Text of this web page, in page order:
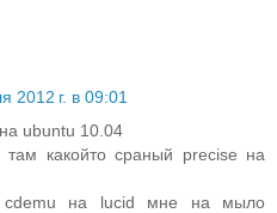
2012 г. в 09:01
ubuntu 10.04
там какойто сраный precise на
cdemu на lucid мне на мыло